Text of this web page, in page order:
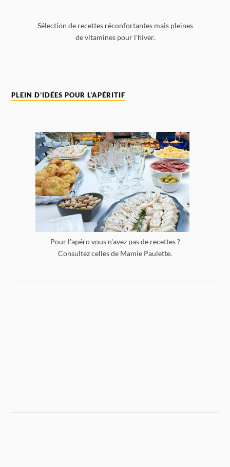
Sélection de recettes réconfortantes mais pleines
de vitamines pour l'hiver.
PLEIN D’IDÉES POUR L’APÉRITIF
Pour l'apéro vous n'avez pas de recettes ?
Consultez celles de Mamie Paulette.